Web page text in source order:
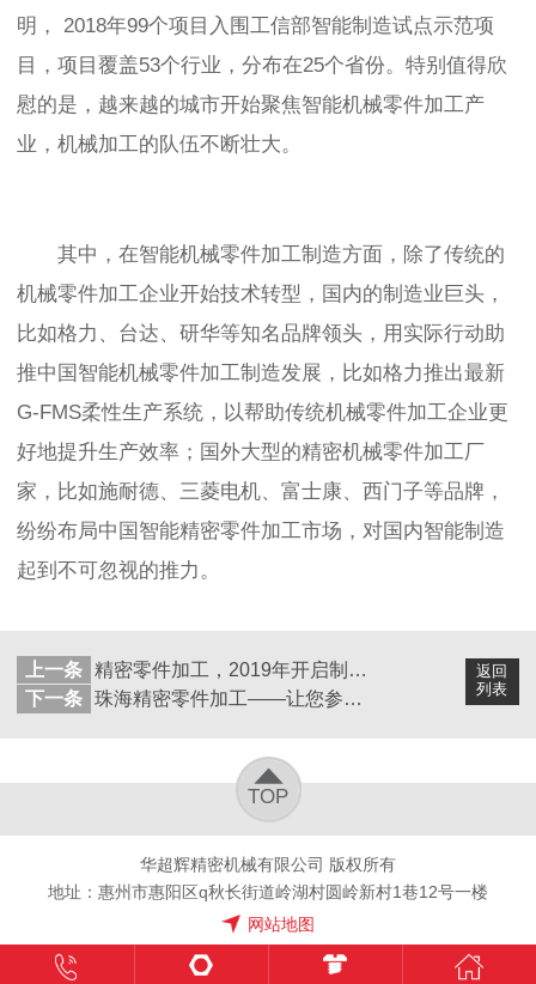
明，
2018年99个项目入围工信部智能制造试点示范项
目，项目覆盖53个行业，分布在25个省份。特别值得欣
慰的是，越来越的城市开始聚焦智能机械零件加工产
业，机械加工的队伍不断壮大。
其中，在智能机械零件加工制造方面，除了传统的
机械零件加工企业开始技术转型，国内的制造业巨头，
比如格力、台达、研华等知名品牌领头，用实际行动助
推中国智能机械零件加工制造发展，比如格力推出最新
G-FMS柔性生产系统，以帮助传统机械零件加工企业更
好地提升生产效率；国外大型的精密机械零件加工厂
家，比如施耐德、三菱电机、富士康、西门子等品牌，
纷纷布局中国智能精密零件加工市场，对国内智能制造
起到不可忽视的推力。
返回
列表
上一条
精密零件加工，2019年开启制造强国新篇章
下一条
珠海精密零件加工——让您参展更有竞争力
TOP
华超辉精密机械有限公司 版权所有
地址：惠州市惠阳区q秋长街道岭湖村圆岭新村1巷12号一楼
网站地图